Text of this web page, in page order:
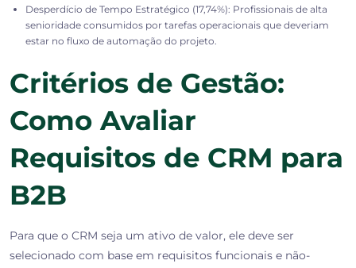
Desperdício de Tempo Estratégico (17,74%): Profissionais de alta
senioridade consumidos por tarefas operacionais que deveriam
estar no fluxo de automação do projeto.
Critérios de Gestão:
Como Avaliar
Requisitos de CRM para
B2B
Para que o CRM seja um ativo de valor, ele deve ser
selecionado com base em requisitos funcionais e não-